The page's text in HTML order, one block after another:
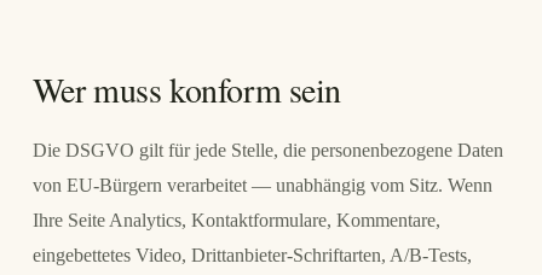
Wer muss konform sein
Die DSGVO gilt für jede Stelle, die personenbezogene Daten
von EU-Bürgern verarbeitet — unabhängig vom Sitz. Wenn
Ihre Seite Analytics, Kontaktformulare, Kommentare,
eingebettetes Video, Drittanbieter-Schriftarten, A/B-Tests,